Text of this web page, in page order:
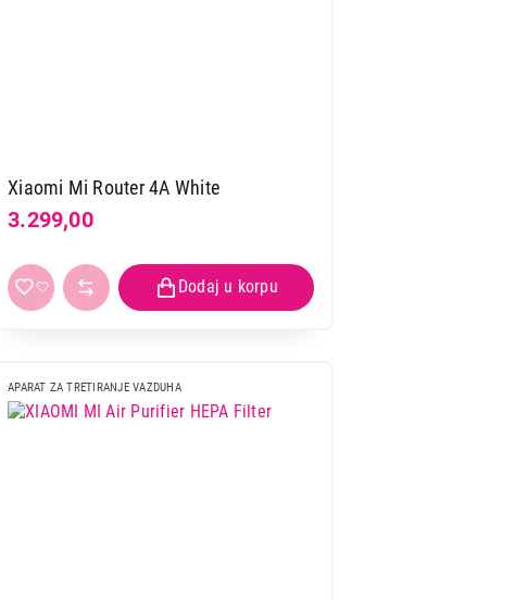
SPOLJAŠNJA RASVETA
Xiaomi Mi Router 4A White
3.299,00
APARAT ZA TRETIRANJE VAZDUHA